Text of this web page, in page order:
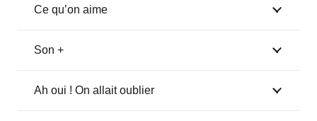
Ce qu’on aime
Son +
Ah oui ! On allait oublier